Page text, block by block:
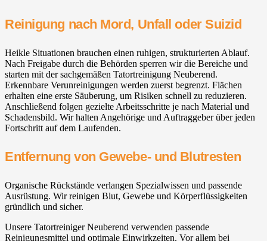
Reinigung nach Mord, Unfall oder Suizid
Heikle Situationen brauchen einen ruhigen, strukturierten Ablauf.
Nach Freigabe durch die Behörden sperren wir die Bereiche und
starten mit der sachgemäßen Tatortreinigung Neuberend.
Erkennbare Verunreinigungen werden zuerst begrenzt. Flächen
erhalten eine erste Säuberung, um Risiken schnell zu reduzieren.
Anschließend folgen gezielte Arbeitsschritte je nach Material und
Schadensbild. Wir halten Angehörige und Auftraggeber über jeden
Fortschritt auf dem Laufenden.
Entfernung von Gewebe- und Blutresten
Organische Rückstände verlangen Spezialwissen und passende
Ausrüstung. Wir reinigen Blut, Gewebe und Körperflüssigkeiten
gründlich und sicher.
Unsere Tatortreiniger Neuberend verwenden passende
Reinigungsmittel und optimale Einwirkzeiten. Vor allem bei